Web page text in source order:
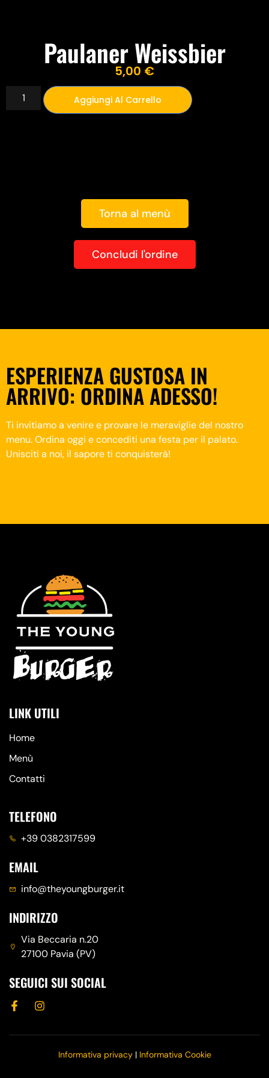
Paulaner Weissbier
5,00 €
Aggiungi Al Carrello
Torna al menù
Concludi l'ordine
ESPERIENZA GUSTOSA IN
ARRIVO: ORDINA ADESSO!
Ti invitiamo a venire e provare le meraviglie del nostro
menu. Ordina oggi e concediti una festa per il palato.
Unisciti a noi, il sapore ti conquisterà!
LINK UTILI
Home
Menù
Contatti
TELEFONO
+39 0382317599
EMAIL
info@theyoungburger.it
INDIRIZZO
Via Beccaria n.20
27100 Pavia (PV)
SEGUICI SUI SOCIAL
Informativa privacy| Informativa Cookie